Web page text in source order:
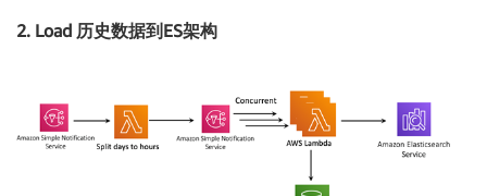
2. Load 历史数据到ES架构